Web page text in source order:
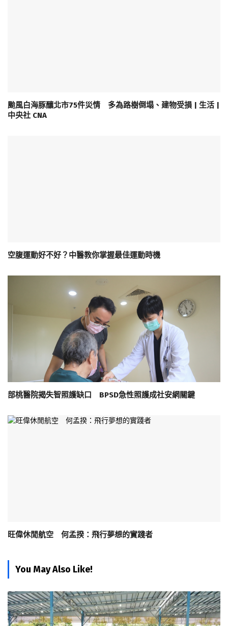
颱風白海豚釀北市75件災情 多為路樹倒塌、建物受損 | 生活 |
中央社 CNA
空腹運動好不好？中醫教你掌握最佳運動時機
部桃醫院揭失智照護缺口 BPSD急性照護成社安網關鍵
旺偉休閒航空 何孟揆：飛行夢想的實踐者
You May Also Like!